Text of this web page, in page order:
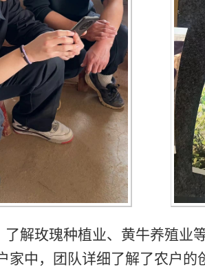
了解玫瑰种植业、黄牛养殖业
家中，团队详细了解了农户